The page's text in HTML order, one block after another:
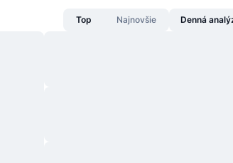
Top Najnovšie Denná